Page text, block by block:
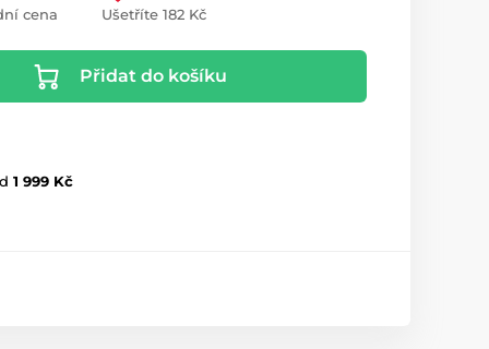
cena Ušetříte 182 Kč
Přidat do košíku
1 999 Kč